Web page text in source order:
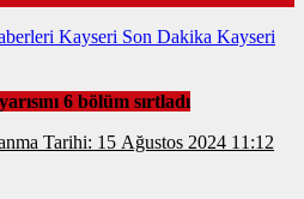
Kayseri Son Dakika Kayseri
6 bölüm sırtladı
Yayınlanma Tarihi: 15 Ağustos 2024 11:12